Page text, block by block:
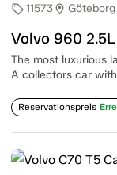
sell11573location_on Göteborg
Volvo 960
The most luxurious
A collectors car
Reservationspreis